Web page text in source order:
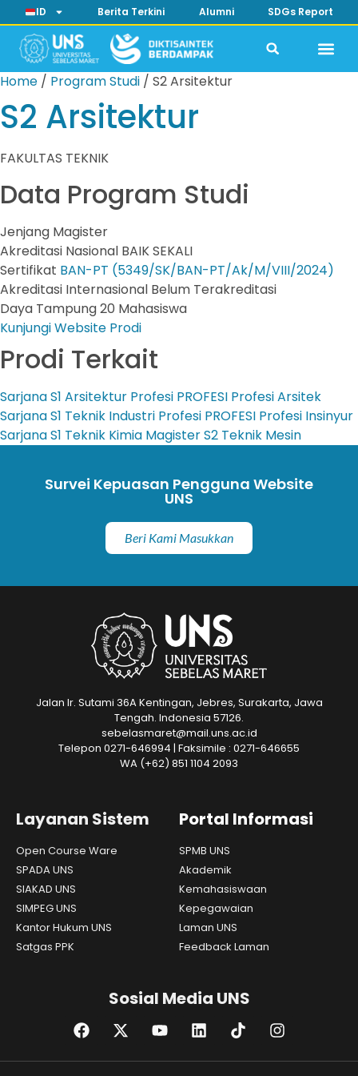
ID Berita Terkini Alumni SDGs Report
Home / Program Studi / S2 Arsitektur
S2 Arsitektur
FAKULTAS TEKNIK
Data Program Studi
Jenjang Magister
Akreditasi Nasional BAIK SEKALI
Sertifikat BAN-PT (5349/SK/BAN-PT/Ak/M/VIII/2024)
Akreditasi Internasional Belum Terakreditasi
Daya Tampung20 Mahasiswa
Kunjungi Website Prodi
Prodi Terkait
SarjanaS1 Arsitektur Profesi PROFESI Profesi Arsitek
SarjanaS1 Teknik Industri Profesi PROFESI Profesi Insinyur
SarjanaS1 Teknik Kimia MagisterS2 Teknik Mesin
Survei Kepuasan Pengguna Website
UNS
Beri Kami Masukkan
Jalan Ir. Sutami 36A Kentingan, Jebres, Surakarta, Jawa
Tengah. Indonesia 57126.
sebelasmaret@mail.uns.ac.id
Telepon 0271-646994 | Faksimile : 0271-646655
WA (+62) 851 1104 2093
Layanan Sistem
Open Course Ware
SPADA UNS
SIAKAD UNS
SIMPEG UNS
Kantor Hukum UNS
Satgas PPK
Portal Informasi
SPMB UNS
Akademik
Kemahasiswaan
Kepegawaian
Laman UNS
Feedback Laman
Sosial Media UNS